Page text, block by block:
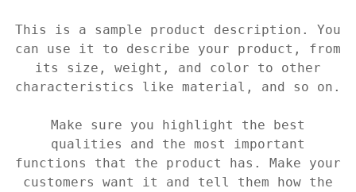
This is a sample product description. You
can use it to describe your product, from
its size, weight, and color to other
characteristics like material, and so on.
Make sure you highlight the best
qualities and the most important
functions that the product has. Make your
customers want it and tell them how the